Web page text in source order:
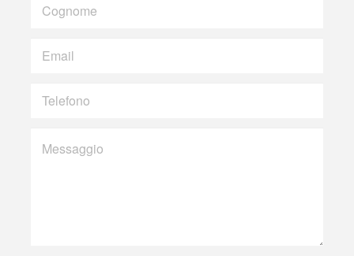
Cognome
Email
Telefono
Messaggio